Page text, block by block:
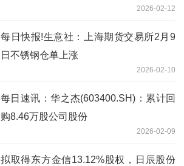
2026-02-12
每日快报!生意社：上海期货交易所2月9
日不锈钢仓单上涨
2026-02-10
每日速讯：华之杰(603400.SH)：累计回
购8.46万股公司股份
2026-02-09
拟取得东方金信13.12%股权，日辰股份